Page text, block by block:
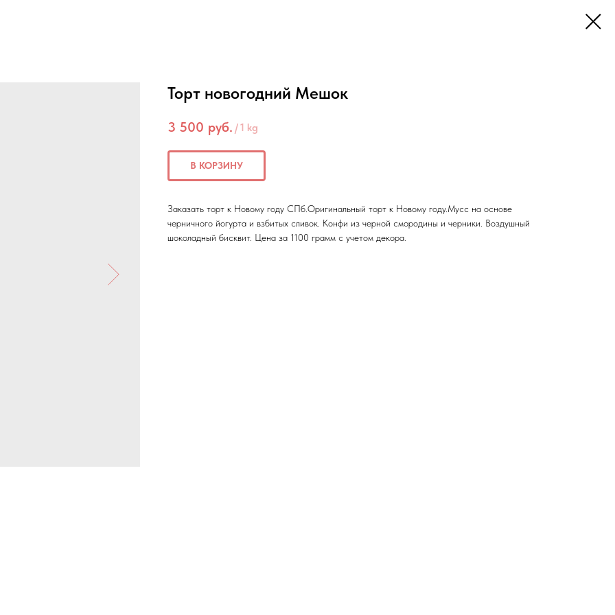
Торт новогодний Мешок
3 500 руб. /1 kg
В КОРЗИНУ
Заказать торт к Новому году СПб.Оригинальный торт к Новому году.Мусс на основе
черничного йогурта и взбитых сливок. Конфи из черной смородины и черники. Воздушный
шоколадный бисквит. Цена за 1100 грамм с учетом декора.